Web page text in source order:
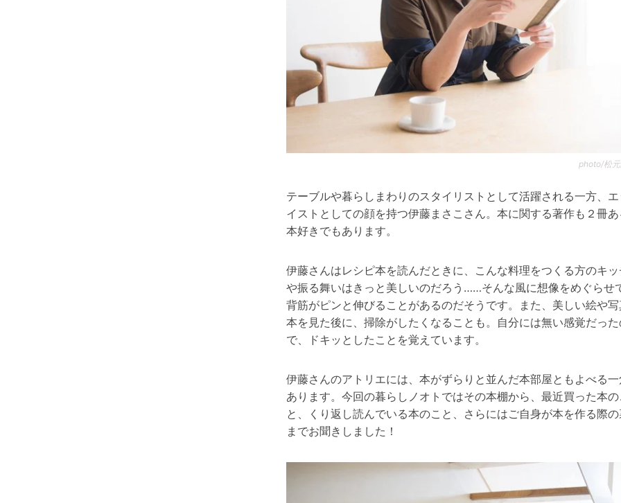
photo/松
テーブルや暮らしまわりのスタイリストとして活躍される一方、
イストとしての顔を持つ伊藤まさこさん。本に関する著作も２冊
本好きでもあります。
伊藤さんはレシピ本を読んだときに、こんな料理をつくる方のキ
や振る舞いはきっと美しいのだろう……そんな風に想像をめぐらせ
背筋がピンと伸びることがあるのだそうです。また、美しい絵や
本を見た後に、掃除がしたくなることも。自分には無い感覚だっ
で、ドキッとしたことを覚えています。
伊藤さんのアトリエには、本がずらりと並んだ本部屋ともよべる
あります。今回の暮らしノオトではその本棚から、最近買った本
と、くり返し読んでいる本のこと、さらにはご自身が本を作る際
までお聞きしました！